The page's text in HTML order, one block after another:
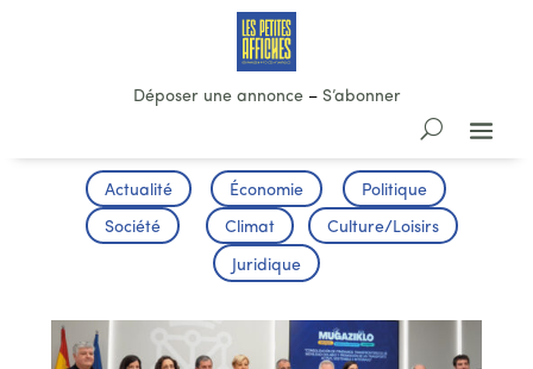
Déposer une annonce– S’abonner
Actualité Économie Politique
Société Climat Culture/Loisirs
Juridique